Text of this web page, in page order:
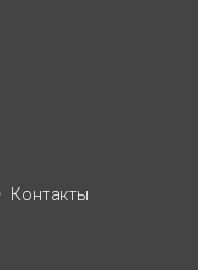
Контакты